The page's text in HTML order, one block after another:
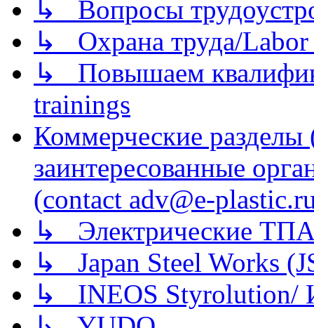
↳ Вопросы
↳ Охрана труда/Labor
↳ Повышаем
trainings
Коммерческие
заинтересованные
(contact adv@e-
↳ Электрические
↳ Japan Steel Works
↳ INEOS